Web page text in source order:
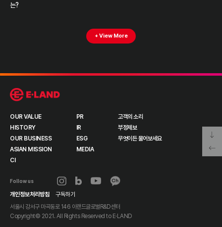
는?
+ View More
OUR VALUE
HISTORY
OUR BUSINESS
ASIAN MISSION
CI
PR
IR
ESG
MEDIA
고객의 소리
부정제보
무엇이든 물어보세요
Follow us
개인정보처리방침
구독하기
서울시 강서구 마곡동로 146 이랜드글로벌R&D센터
Copyright© 2021. All Rights Reserved to E·LAND